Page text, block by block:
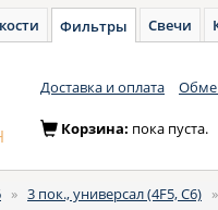
Фильтры Свечи
Доставка и оплата
Корзина: пока пуста.
» 3 пок., универсал (4F5, C6)